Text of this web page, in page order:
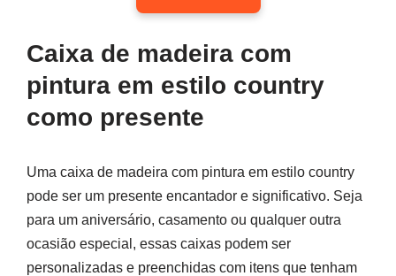
Caixa de madeira com
pintura em estilo country
como presente
Uma caixa de madeira com pintura em estilo country
pode ser um presente encantador e significativo. Seja
para um aniversário, casamento ou qualquer outra
ocasião especial, essas caixas podem ser
personalizadas e preenchidas com itens que tenham